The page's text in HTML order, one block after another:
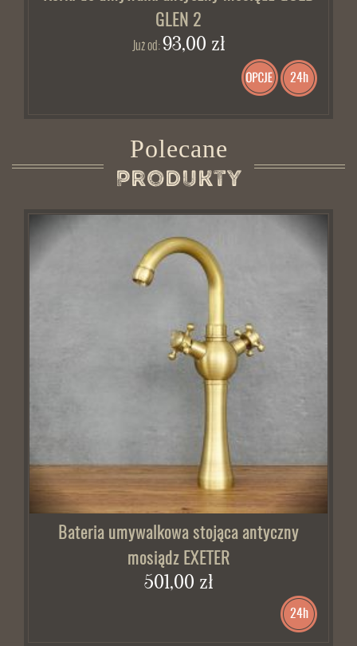
GLEN 2
Już od: 93,00 zł
24h
Polecane
Produkty
Bateria umywalkowa stojąca antyczny
mosiądz EXETER
501,00 zł
24h